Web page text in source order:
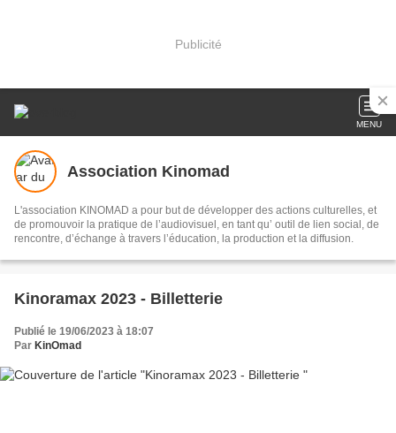
Publicité
MENU
Association Kinomad
L'association KINOMAD a pour but de développer des actions culturelles, et
de promouvoir la pratique de l’audiovisuel, en tant qu’ outil de lien social, de
rencontre, d’échange à travers l’éducation, la production et la diffusion.
Kinoramax 2023 - Billetterie
Publié le 19/06/2023 à 18:07
Par KinOmad